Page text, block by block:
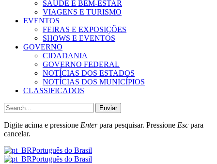
SAÚDE E BEM-ESTAR
VIAGENS E TURISMO
EVENTOS
FEIRAS E EXPOSIÇÕES
SHOWS E EVENTOS
GOVERNO
CIDADANIA
GOVERNO FEDERAL
NOTÍCIAS DOS ESTADOS
NOTÍCIAS DOS MUNICÍPIOS
CLASSIFICADOS
Enviar
Digite acima e pressione Enterpara pesquisar. Pressione Esc para
cancelar.
Português do Brasil
Português do Brasil